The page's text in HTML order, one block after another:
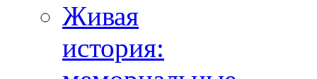
Живая
история: